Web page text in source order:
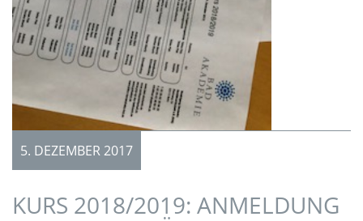
5. DEZEMBER 2017
KURS 2018/2019: ANMELDUNG